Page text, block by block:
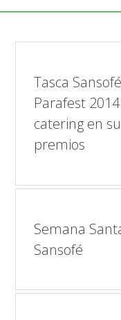
Tasca
Parafest
catering en
premios
Semana
Sansofé